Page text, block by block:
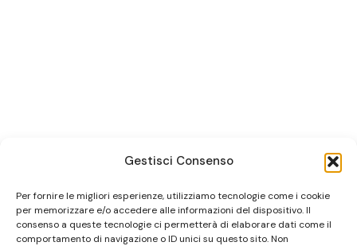
Gestisci Consenso
Per fornire le migliori esperienze, utilizziamo tecnologie come i cookie
per memorizzare e/o accedere alle informazioni del dispositivo. Il
consenso a queste tecnologie ci permetterà di elaborare dati come il
comportamento di navigazione o ID unici su questo sito. Non